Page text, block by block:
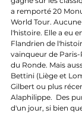
a remporté 20
World Tour.
l'histoire. Elle a eu
Flandrien de
vainqueur de
du Ronde. Mais
Bettini (Liège et
Gilbert ou plus
Alaphilippe.  Des
d'un jour, si bien